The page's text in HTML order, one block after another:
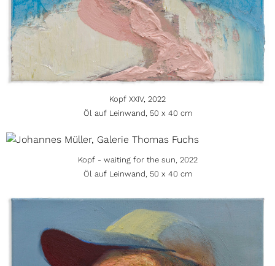
Kopf XXIV, 2022
Öl auf Leinwand, 50 x 40 cm
Kopf - waiting for the sun, 2022
Öl auf Leinwand, 50 x 40 cm